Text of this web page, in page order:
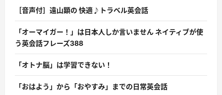
［音声付］遠山顕の 快適♪トラベル英会話
「オーマイガー！」は日本人しか言いません ネイティブが使
う英会話フレーズ388
「オトナ脳」は学習できない！
「おはよう」から「おやすみ」までの日常英会話